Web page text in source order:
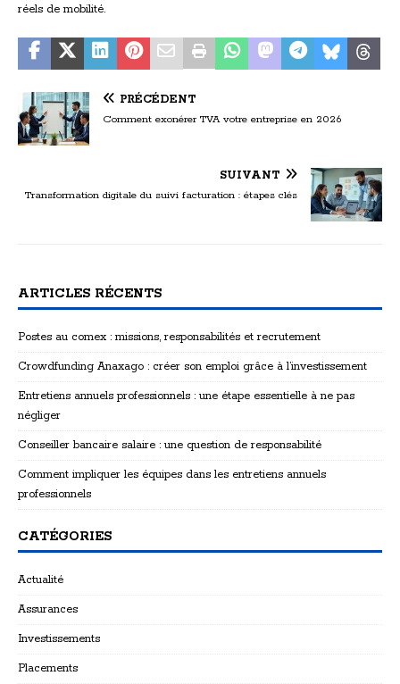
réels de mobilité.
PRÉCÉDENT
Comment exonérer TVA votre entreprise en 2026
SUIVANT
Transformation digitale du suivi facturation : étapes clés
ARTICLES RÉCENTS
Postes au comex : missions, responsabilités et recrutement
Crowdfunding Anaxago : créer son emploi grâce à l’investissement
Entretiens annuels professionnels : une étape essentielle à ne pas
négliger
Conseiller bancaire salaire : une question de responsabilité
Comment impliquer les équipes dans les entretiens annuels
professionnels
CATÉGORIES
Actualité
Assurances
Investissements
Placements